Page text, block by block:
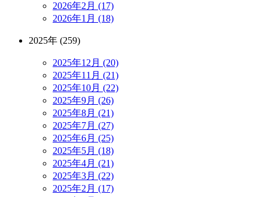
2026年2月 (17)
2026年1月 (18)
2025年 (259)
2025年12月 (20)
2025年11月 (21)
2025年10月 (22)
2025年9月 (26)
2025年8月 (21)
2025年7月 (27)
2025年6月 (25)
2025年5月 (18)
2025年4月 (21)
2025年3月 (22)
2025年2月 (17)